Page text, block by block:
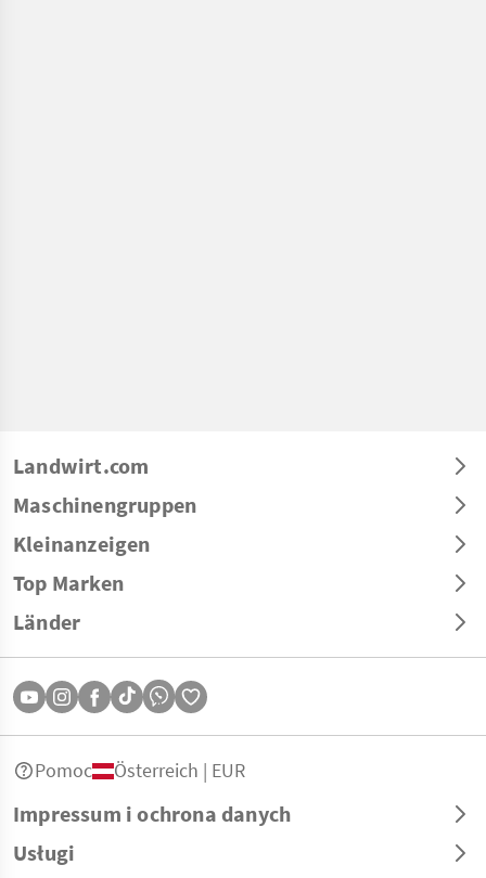
Landwirt.com
Maschinengruppen
Kleinanzeigen
Top Marken
Länder
Impressum i ochrona danych
Usługi
Pomoc Österreich | EUR